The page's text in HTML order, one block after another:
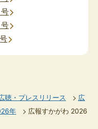
聴・プレスリリース
広
年
広報すかがわ 2026